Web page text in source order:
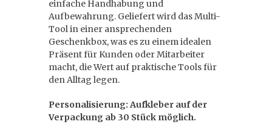
einfache Handhabung und
Aufbewahrung. Geliefert wird das Multi-
Tool in einer ansprechenden
Geschenkbox, was es zu einem idealen
Präsent für Kunden oder Mitarbeiter
macht, die Wert auf praktische Tools für
den Alltag legen.
Personalisierung: Aufkleber auf der
Verpackung ab 30 Stück möglich.